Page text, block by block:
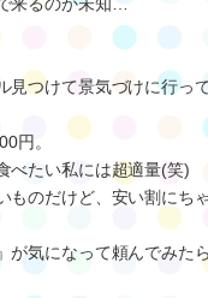
撮り忘れた…
治療スタート。
`)
来るのか未知…
見つけて景気づけに行って